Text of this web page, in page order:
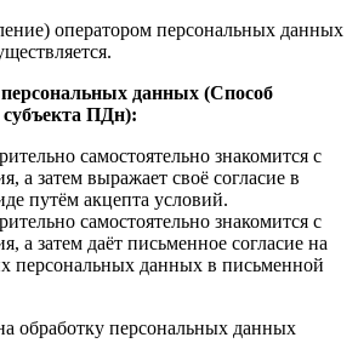
оператором персональных данных
данных (Способ
субъекта ПДн):
самостоятельно знакомится с
а затем выражает своё согласие в
путём акцепта условий.
самостоятельно знакомится с
а затем даёт письменное согласие на
персональных данных в письменной
обработку персональных данных